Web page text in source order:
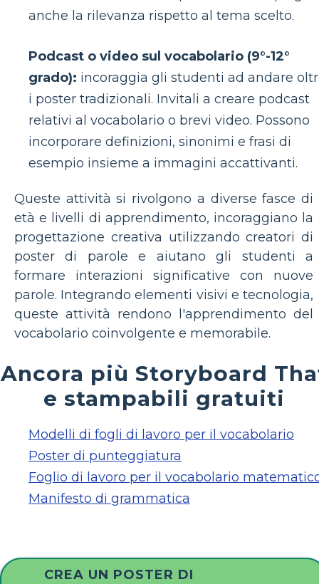
anche la rilevanza rispetto al tema scelto.
Podcast o video sul vocabolario (9°-12°
grado): incoraggia gli studenti ad andare
i poster tradizionali. Invitali a creare podcast
relativi al vocabolario o brevi video. Possono
incorporare definizioni, sinonimi e frasi di
esempio insieme a immagini accattivanti.
Queste attività si rivolgono a diverse fasce di
età e livelli di apprendimento, incoraggiano la
progettazione creativa utilizzando creatori di
poster di parole e aiutano gli studenti a
formare interazioni significative con nuove
parole. Integrando elementi visivi e tecnologia,
queste attività rendono l'apprendimento del
vocabolario coinvolgente e memorabile.
Ancora più Storyboard
e stampabili gratuiti
Modelli di fogli di lavoro per il vocabolario
Poster di punteggiatura
Foglio di lavoro per il vocabolario
Manifesto di grammatica
CREA UN POSTER DI